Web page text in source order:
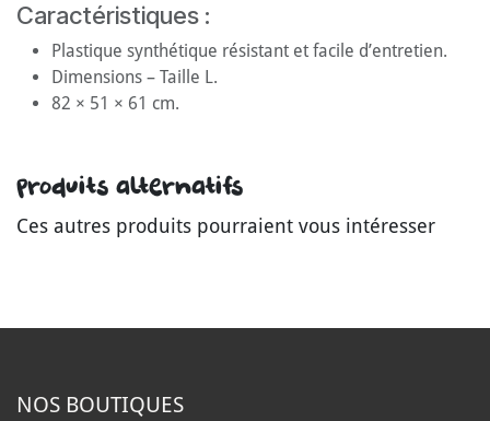
Caractéristiques :
Plastique synthétique résistant et facile d’entretien.
Dimensions – Taille L.
82 × 51 × 61 cm.
Produits alternatifs
Ces autres produits pourraient vous intéresser
NOS BOUTIQUES